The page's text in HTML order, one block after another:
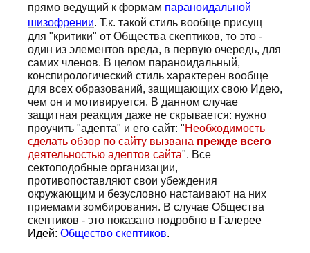
прямо ведущий к формам параноидальной
шизофрении. Т.к. такой стиль вообще присущ
для "критики" от Общества скептиков, то это -
один из элементов вреда, в первую очередь, для
самих членов. В целом параноидальный,
конспирологический стиль характерен вообще
для всех образований, защищающих свою Идею,
чем он и мотивируется. В данном случае
защитная реакция даже не скрывается: нужно
проучить "адепта" и его сайт: "Необходимость
сделать обзор по сайту вызвана прежде всего
деятельностью адептов сайта". Все
сектоподобные организации,
противопоставляют свои убеждения
окружающим и безусловно настаивают на них
приемами зомбирования. В случае Общества
скептиков - это показано подробно в Галерее
Идей: Общество скептиков.